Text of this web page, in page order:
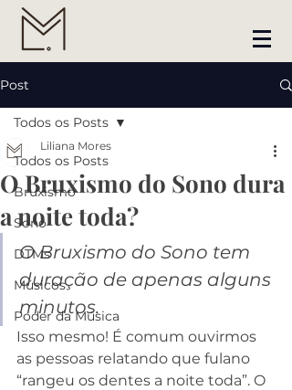
Post
Todos os Posts
Bruxismo
Sono
DTMs
Músicos
Poder da Música
Todos os Posts
O Bruxismo do Sono dura
a noite toda?
Liliana Mores
O Bruxismo do Sono tem
duração de apenas alguns
minutos.
Isso mesmo! É comum ouvirmos
as pessoas relatando que fulano
“rangeu os dentes a noite toda”. O